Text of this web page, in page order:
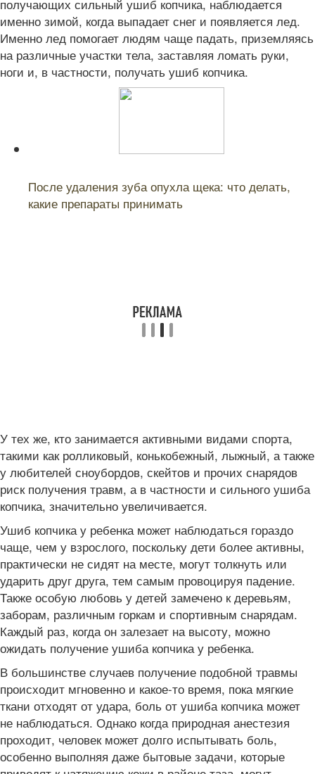
получающих сильный ушиб копчика, наблюдается
именно зимой, когда выпадает снег и появляется лед.
Именно лед помогает людям чаще падать, приземляясь
на различные участки тела, заставляя ломать руки,
ноги и, в частности, получать ушиб копчика.
После удаления зуба опухла щека: что делать,
какие препараты принимать
У тех же, кто занимается активными видами спорта,
такими как ролликовый, конькобежный, лыжный, а также
у любителей сноубордов, скейтов и прочих снарядов
риск получения травм, а в частности и сильного ушиба
копчика, значительно увеличивается.
Ушиб копчика у ребенка может наблюдаться гораздо
чаще, чем у взрослого, поскольку дети более активны,
практически не сидят на месте, могут толкнуть или
ударить друг друга, тем самым провоцируя падение.
Также особую любовь у детей замечено к деревьям,
заборам, различным горкам и спортивным снарядам.
Каждый раз, когда он залезает на высоту, можно
ожидать получение ушиба копчика у ребенка.
В большинстве случаев получение подобной травмы
происходит мгновенно и какое-то время, пока мягкие
ткани отходят от удара, боль от ушиба копчика может
не наблюдаться. Однако когда природная анестезия
проходит, человек может долго испытывать боль,
особенно выполняя даже бытовые задачи, которые